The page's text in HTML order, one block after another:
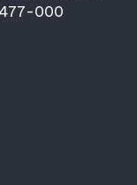
000